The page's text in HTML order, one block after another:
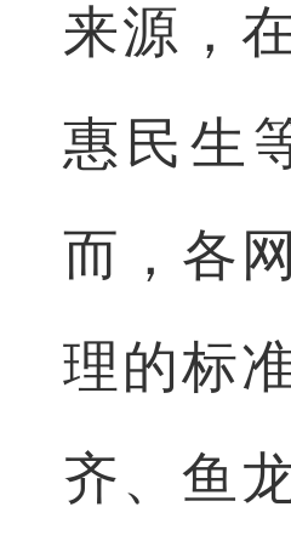
来源，
惠民生
而，各
理的标
齐、鱼